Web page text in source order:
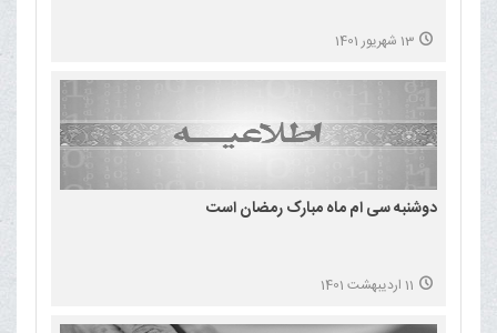
13 شهریور 1401
دوشنبه سی ام ماه مبارک رمضان است
11 اردیبهشت 1401